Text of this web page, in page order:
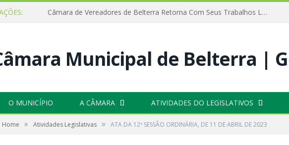
Câmara de Vereadores de Belterra Retorna Com Seus Trabalhos Legislativos
O MUNICÍPIO A CÂMARA ATIVIDADES DO LEGISLATIVOS
Home » Atividades Legislativas » ATA DA 12ª SESSÃO ORDINÁRIA, DE 11 DE ABRIL DE 2023